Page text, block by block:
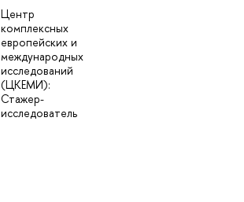
Центр
комплексных
европейских и
международных
исследований
(ЦКЕМИ):
Стажер-
исследователь